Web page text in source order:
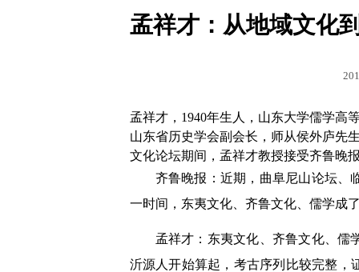
孟祥才：从地域文化
孟祥才，1940年生人，山东大学儒学高
山东省历史学会副会长，师从侯外庐先
文化论坛期间，孟祥才教授接受齐鲁晚
齐鲁晚报：近期，曲阜尼山论坛、
一时间，东夷文化、齐鲁文化、儒学成
孟祥才：东夷文化、齐鲁文化、儒
沂源人开始算起，考古序列比较完整，